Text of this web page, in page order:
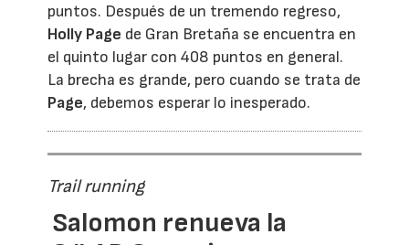
puntos. Después de un tremendo regreso,
Holly Page de Gran Bretaña se encuentra en
el quinto lugar con 408 puntos en general.
La brecha es grande, pero cuando se trata de
Page, debemos esperar lo inesperado.
Trail running
Salomon renueva la